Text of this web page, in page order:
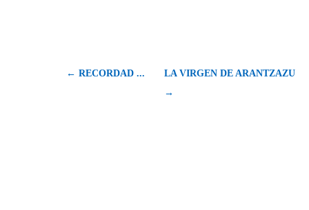
← RECORDAD ...
LA VIRGEN DE ARANTZAZU
→